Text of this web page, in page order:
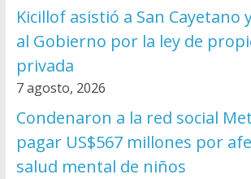
Kicillof asistió a San Cayetano
al Gobierno por la ley de
privada
7 agosto, 2026
Condenaron a la red social
pagar US$567 millones por
salud mental de niños